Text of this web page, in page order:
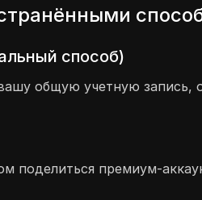
способ)
общую учетную запись,
премиум-